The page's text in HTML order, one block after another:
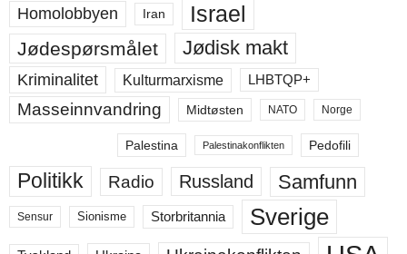
Homolobbyen Iran Israel
Jødespørsmålet Jødisk makt
Kriminalitet Kulturmarxisme LHBTQP+
Masseinnvandring Midtøsten NATO Norge
Palestina Palestinakonflikten Pedofili
Politikk Radio Russland Samfunn
Sensur Sionisme Storbritannia Sverige